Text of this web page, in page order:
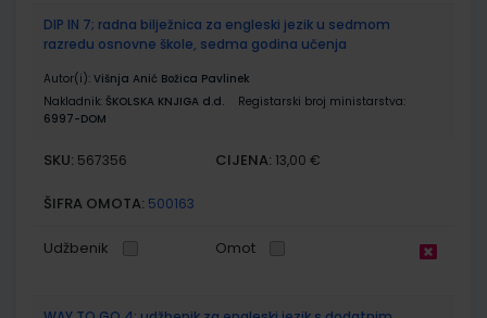
DIP IN 7; radna bilježnica za engleski jezik u sedmom
razredu osnovne škole, sedma godina učenja
Autor(i): Višnja Anić Božica Pavlinek
Nakladnik: ŠKOLSKA KNJIGA d.d.
Registarski broj ministarstva:
6997-DOM
SKU: 567356 CIJENA: 13,00 €
ŠIFRA OMOTA: 500163
Udžbenik Omot